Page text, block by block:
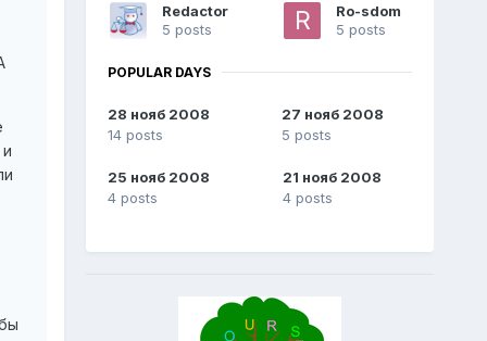
Redactor
5 posts
Ro-sdom
5 posts
POPULAR DAYS
28 нояб 2008
14 posts
27 нояб 2008
5 posts
25 нояб 2008
4 posts
21 нояб 2008
4 posts